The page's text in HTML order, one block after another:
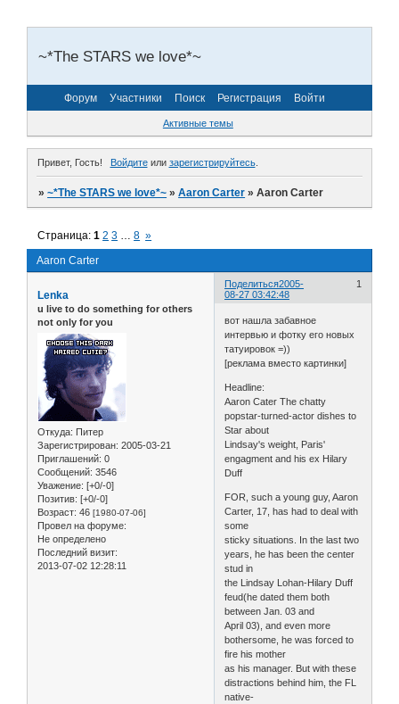
~*The STARS we love*~
Форум Участники Поиск Регистрация Войти
Активные темы
Привет, Гость! Войдитеили зарегистрируйтесь.
»~*The STARS we love*~ »Aaron Carter »Aaron Carter
Aaron Carter
Страница:1 2 3 … 8 »
Поделиться 1
2005-
08-27 03:42:48
Lenka
u live to do something for others
not only for you
Откуда: Питер
Зарегистрирован: 2005-03-21
Приглашений: 0
Сообщений: 3546
Уважение: [+0/-0]
Позитив: [+0/-0]
Возраст: 46 [1980-07-06]
Провел на форуме:
Не определено
Последний визит:
2013-07-02 12:28:11
вот нашла забавное
интервью и фотку его новых
татуировок =))
[реклама вместо картинки]
Headline:
Aaron Cater The chatty
popstar-turned-actor dishes to
Star about
Lindsay's weight, Paris'
engagment and his ex Hilary
Duff
FOR, such a young guy, Aaron
Carter, 17, has had to deal with
some
sticky situations. In the last two
years, he has been the center
stud in
the Lindsay Lohan-Hilary Duff
feud(he dated them both
between Jan. 03 and
April 03), and even more
bothersome, he was forced to
fire his mother
as his manager. But with these
distractions behind him, the FL
native-